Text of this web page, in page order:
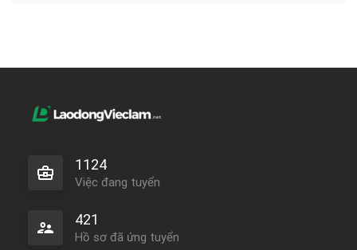
1124
Việc đang tuyển
421
Hồ sơ đã ứng tuyển